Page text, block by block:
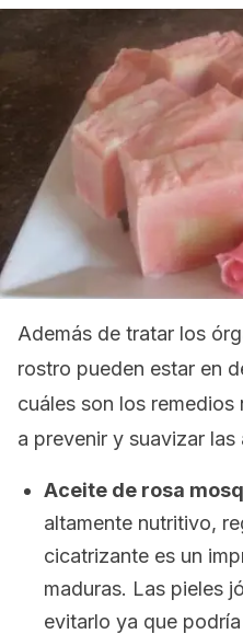
Además de tratar los
rostro pueden estar en
cuáles son los remedios
a prevenir y suavizar las
Aceite de rosa
altamente nutritivo,
cicatrizante es un
maduras. Las pieles
evitarlo ya que